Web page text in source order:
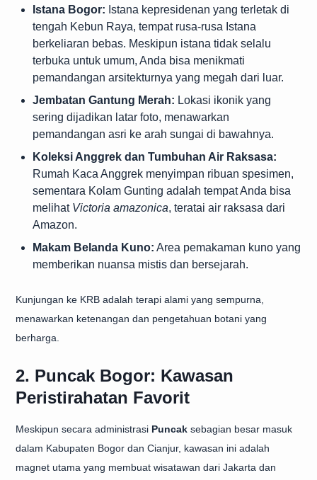
Istana Bogor: Istana kepresidenan yang terletak di
tengah Kebun Raya, tempat rusa-rusa Istana
berkeliaran bebas. Meskipun istana tidak selalu
terbuka untuk umum, Anda bisa menikmati
pemandangan arsitekturnya yang megah dari luar.
Jembatan Gantung Merah: Lokasi ikonik yang
sering dijadikan latar foto, menawarkan
pemandangan asri ke arah sungai di bawahnya.
Koleksi Anggrek dan Tumbuhan Air Raksasa:
Rumah Kaca Anggrek menyimpan ribuan spesimen,
sementara Kolam Gunting adalah tempat Anda bisa
melihat Victoria amazonica, teratai air raksasa dari
Amazon.
Makam Belanda Kuno: Area pemakaman kuno yang
memberikan nuansa mistis dan bersejarah.
Kunjungan ke KRB adalah terapi alami yang sempurna,
menawarkan ketenangan dan pengetahuan botani yang
berharga.
2. Puncak Bogor: Kawasan
Peristirahatan Favorit
Meskipun secara administrasi Puncak sebagian besar masuk
dalam Kabupaten Bogor dan Cianjur, kawasan ini adalah
magnet utama yang membuat wisatawan dari Jakarta dan